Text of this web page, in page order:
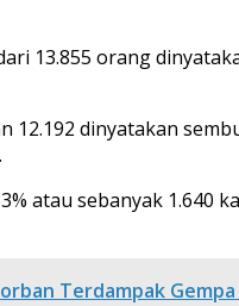
13.855 orang
dinyatakan
atau sebanyak 1.640
Terdampak